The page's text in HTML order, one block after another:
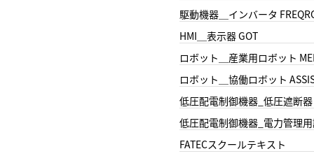
駆動機器＿インバータ
HMI＿表示器 GOT
ロボット＿産業用ロボット
ロボット＿協働ロボット
低圧配電制御機器_低圧遮断器
低圧配電制御機器_電力管理
FATECスクールテキスト